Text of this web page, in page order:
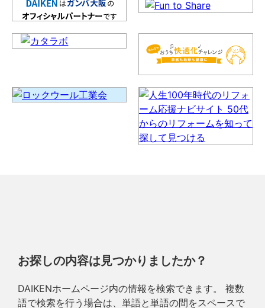
お探しの内容は見つかりましたか？
DAIKENホームページ内の情報を検索できます。 複数
語で検索を行う場合は、単語と単語の間をスペースで